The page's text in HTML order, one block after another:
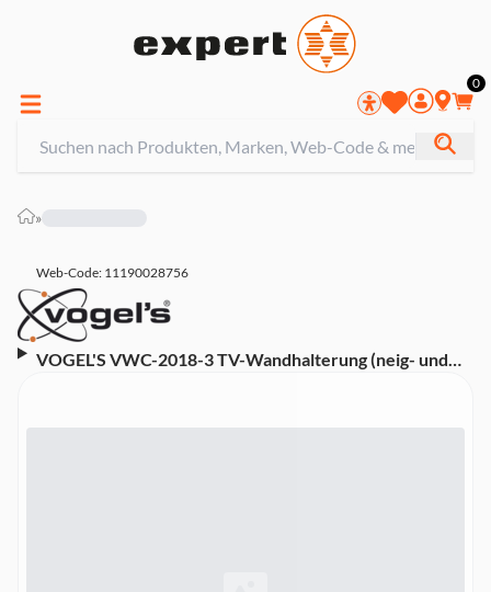
0
»
Web-Code: 11190028756
VOGEL'S VWC-2018-3 TV-Wandhalterung (neig- und